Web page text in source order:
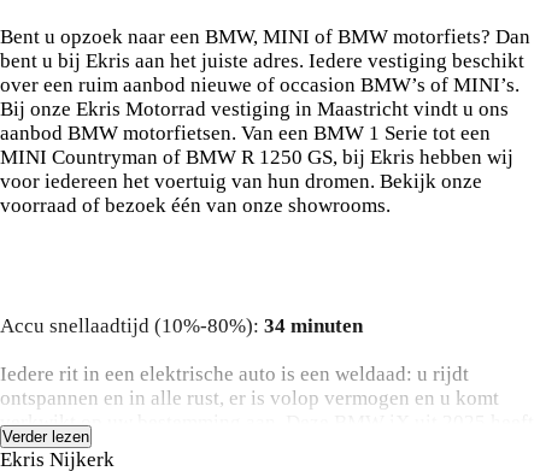
Bent u opzoek naar een BMW, MINI of BMW motorfiets? Dan
bent u bij Ekris aan het juiste adres. Iedere vestiging beschikt
over een ruim aanbod nieuwe of occasion BMW’s of MINI’s.
Bij onze Ekris Motorrad vestiging in Maastricht vindt u ons
aanbod BMW motorfietsen. Van een BMW 1 Serie tot een
MINI Countryman of BMW R 1250 GS, bij Ekris hebben wij
voor iedereen het voertuig van hun dromen. Bekijk onze
voorraad of bezoek één van onze showrooms.
Accu snellaadtijd (10%-80%): 34 minuten
Iedere rit in een elektrische auto is een weldaad: u rijdt
ontspannen en in alle rust, er is volop vermogen en u komt
verkwikt op uw bestemming aan. Deze BMW iX uit 2025 heeft
25268 kilometer op de teller staan. De techniek van deze auto
Verder lezen
Ekris Nijkerk